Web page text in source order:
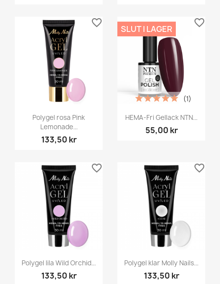
Polygel rosa Pink
Lemonade...
133,50 kr
favorite_border
HEMA-Fri Gellack NTN...
55,00 kr
(1)
SLUT I LAGER
favorite_border
Polygel lila Wild Orchid...
133,50 kr
favorite_border
Polygel klar Molly Nails...
133,50 kr
favorite_border